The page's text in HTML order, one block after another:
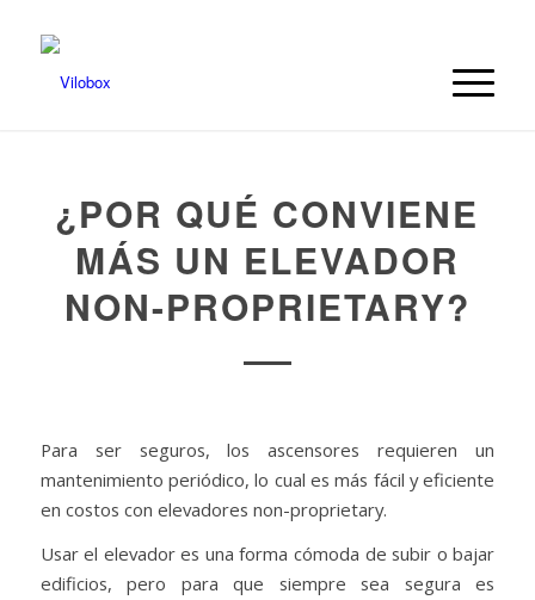
¿POR QUÉ CONVIENE
MÁS UN ELEVADOR
NON-PROPRIETARY?
Para ser seguros, los ascensores requieren un
mantenimiento periódico, lo cual es más fácil y eficiente
en costos con elevadores non-proprietary.
Usar el elevador es una forma cómoda de subir o bajar
edificios, pero para que siempre sea segura es